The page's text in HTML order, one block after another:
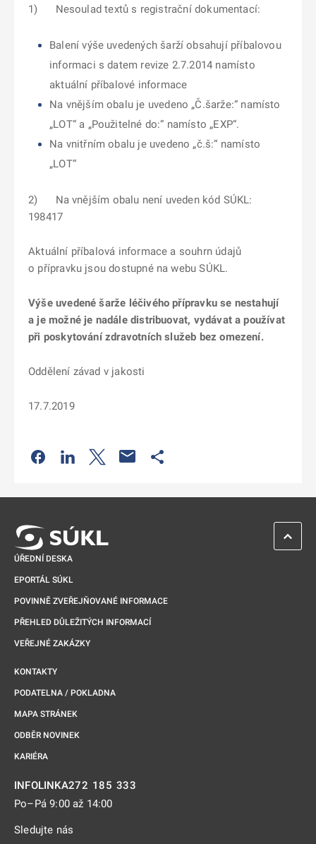
1) Nesoulad textů s registrační dokumentací:
Balení výše uvedených šarží obsahují příbalovou
informaci s datem revize 2.7.2014 namísto
aktuální příbalové informace
Na vnějším obalu je uvedeno „Č.šarže:“ namísto
„LOT“ a „Použitelné do:“ namísto „EXP“.
Na vnitřním obalu je uvedeno „č.š:“ namísto
„LOT“
2) Na vnějším obalu není uveden kód SÚKL:
198417
Aktuální příbalová informace a souhrn údajů
o přípravku jsou dostupné na webu SÚKL.
Výše uvedené šarže léčivého přípravku se nestahují
a je možné je nadále distribuovat, vydávat a používat
při poskytování zdravotních služeb bez omezení.
Oddělení závad v jakosti
17.7.2019
Odkaz se otevře na nové kartě
Odkaz se otevře na nové kartě
Odkaz se otevře na nové kartě
ÚŘEDNÍ DESKA
EPORTÁL SÚKL
POVINNĚ ZVEŘEJŇOVANÉ INFORMACE
PŘEHLED DŮLEŽITÝCH INFORMACÍ
VEŘEJNÉ ZAKÁZKY
KONTAKTY
PODATELNA / POKLADNA
MAPA STRÁNEK
ODBĚR NOVINEK
KARIÉRA
INFOLINKA272 185 333
Po–Pá 9:00 až 14:00
Sledujte nás
ZPĚT